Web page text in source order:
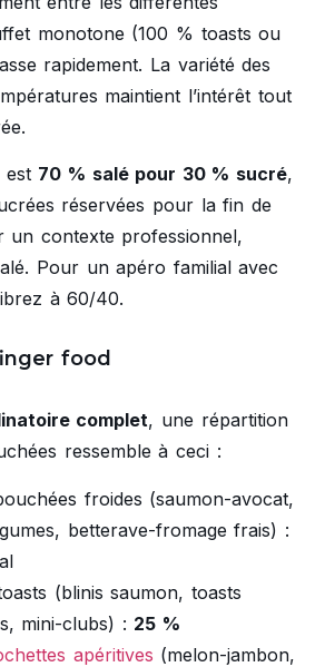
monotone (100 % toasts ou
rapidement. La variété des
maintient l’intérêt tout
est 70 % salé pour 30 % sucré,
réservées pour la fin de
un contexte professionnel,
Pour un apéro familial avec
à 60/40.
food
complet, une répartition
ressemble à ceci :
froides (saumon-avocat,
betterave-fromage frais) :
(blinis saumon, toasts
mini-clubs) : 25 %
apéritives (melon-jambon,